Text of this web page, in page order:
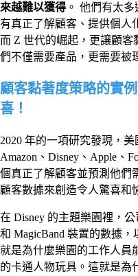
來越難以獲得 。 他們有太
有真正了解顧客、提供個人
而 Z 世代的崛起，更讓顧
們不僅需要產品，更需要被
顧客黏著度策略的實
喜！
2020 年的一項研究發現，
Amazon、Disney、Apple、
個真正了解顧客並預測他們
顧客數據來創造令人驚喜和
在 Disney 的主題樂園裡，
和 MagicBand 裝置的數據
就是為什麼樂園的工作人員
的卡通人物玩具。這就是為